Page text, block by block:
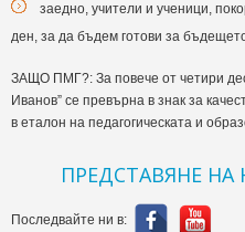
заедно, учители и ученици,
ден, за да бъдем готови за
ЗАЩО ПМГ?: За повече от четири
Иванов” се превърна в знак за
в еталон на педагогическата и
ПРЕДСТАВЯНЕ
Последвайте ни в: